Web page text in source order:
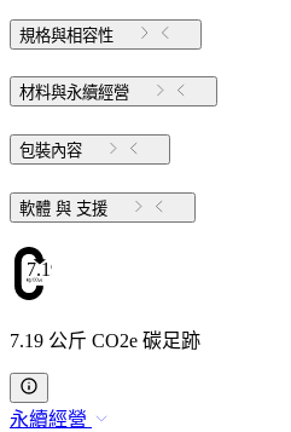
規格與相容性
材料與永續經營
包裝內容
軟體 與 支援
7.19
7.19 公斤 CO2e 碳足跡
永續經營